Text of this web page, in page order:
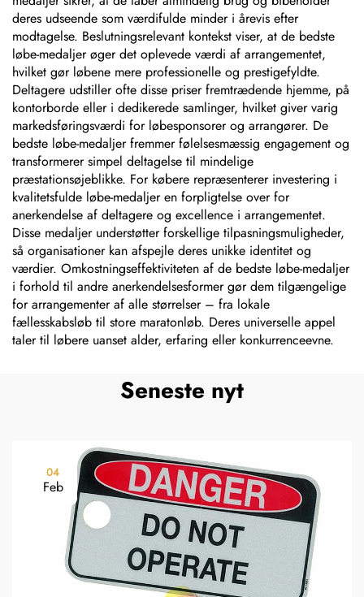
deres udseende som værdifulde minder i årevis efter
modtagelse. Beslutningsrelevant kontekst viser, at de bedste
løbe-medaljer øger det oplevede værdi af arrangementet,
hvilket gør løbene mere professionelle og prestigefyldte.
Deltagere udstiller ofte disse priser fremtrædende hjemme, på
kontorborde eller i dedikerede samlinger, hvilket giver varig
markedsføringsværdi for løbesponsorer og arrangører. De
bedste løbe-medaljer fremmer følelsesmæssig engagement og
transformerer simpel deltagelse til mindelige
præstationsøjeblikke. For købere repræsenterer investering i
kvalitetsfulde løbe-medaljer en forpligtelse over for
anerkendelse af deltagere og excellence i arrangementet.
Disse medaljer understøtter forskellige tilpasningsmuligheder,
så organisationer kan afspejle deres unikke identitet og
værdier. Omkostningseffektiviteten af de bedste løbe-medaljer
i forhold til andre anerkendelsesformer gør dem tilgængelige
for arrangementer af alle størrelser – fra lokale
fællesskabsløb til store maratonløb. Deres universelle appel
taler til løbere uanset alder, erfaring eller konkurrenceevne.
Seneste nyt
04
Feb